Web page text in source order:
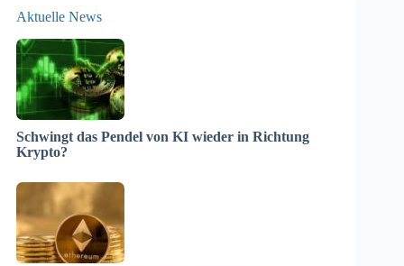
Aktuelle News
Schwingt das Pendel von KI wieder in Richtung
Krypto?